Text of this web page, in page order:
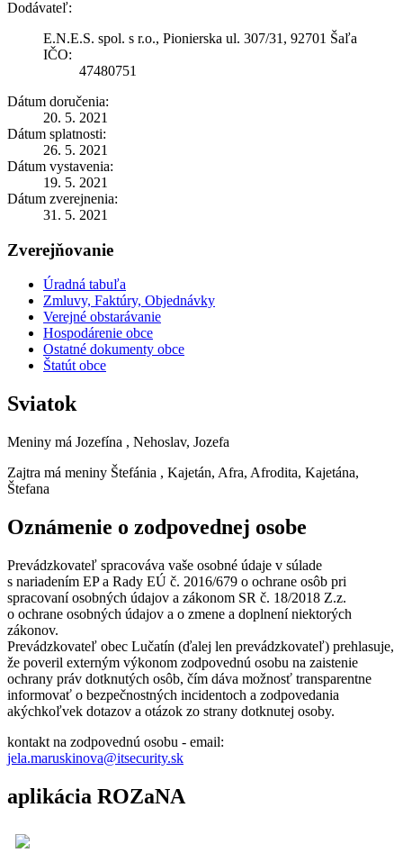
Dodávateľ:
E.N.E.S. spol. s r.o., Pionierska ul. 307/31, 92701 Šaľa
IČO:
47480751
Dátum doručenia:
20. 5. 2021
Dátum splatnosti:
26. 5. 2021
Dátum vystavenia:
19. 5. 2021
Dátum zverejnenia:
31. 5. 2021
Zverejňovanie
Úradná tabuľa
Zmluvy, Faktúry, Objednávky
Verejné obstarávanie
Hospodárenie obce
Ostatné dokumenty obce
Štatút obce
Sviatok
Meniny má Jozefína , Nehoslav, Jozefa
Zajtra má meniny Štefánia , Kajetán, Afra, Afrodita, Kajetána,
Štefana
Oznámenie o zodpovednej osobe
Prevádzkovateľ spracováva vaše osobné údaje v súlade
s nariadením EP a Rady EÚ č. 2016/679 o ochrane osôb pri
spracovaní osobných údajov a zákonom SR č. 18/2018 Z.z.
o ochrane osobných údajov a o zmene a doplnení niektorých
zákonov.
Prevádzkovateľ obec Lučatín (ďalej len prevádzkovateľ) prehlasuje,
že poveril externým výkonom zodpovednú osobu na zaistenie
ochrany práv dotknutých osôb, čím dáva možnosť transparentne
informovať o bezpečnostných incidentoch a zodpovedania
akýchkoľvek dotazov a otázok zo strany dotknutej osoby.
kontakt na zodpovednú osobu - email:
jela.maruskinova@itsecurity.sk
aplikácia ROZaNA